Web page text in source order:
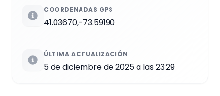
COORDENADAS GPS
41.03670,-73.59190
ÚLTIMA ACTUALIZACIÓN
5 de diciembre de 2025 a las 23:29